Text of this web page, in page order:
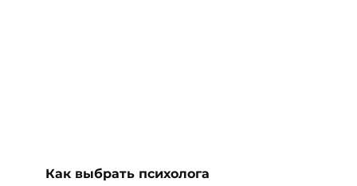
Как выбрать психолога